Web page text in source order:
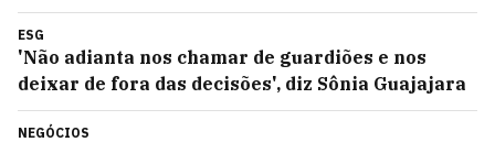
ESG
'Não adianta nos chamar de guardiões e nos
deixar de fora das decisões', diz Sônia Guajajara
NEGÓCIOS